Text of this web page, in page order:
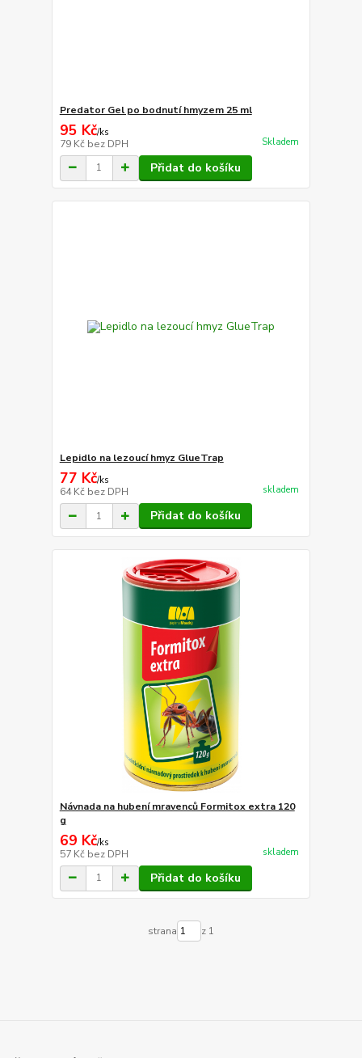
Predator Gel po bodnutí hmyzem 25 ml
95 Kč/ks
79 Kč bez DPH Skladem
Přidat do košíku
Lepidlo na lezoucí hmyz GlueTrap
77 Kč/ks
64 Kč bez DPH skladem
Přidat do košíku
Návnada na hubení mravenců Formitox extra 120
g
69 Kč/ks
57 Kč bez DPH skladem
Přidat do košíku
strana z 1